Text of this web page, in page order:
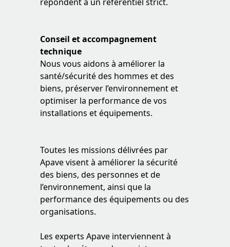
Conseil et accompagnement
technique
Nous vous aidons à améliorer la
santé/sécurité des hommes et des
biens, préserver l’environnement et
optimiser la performance de vos
installations et équipements.
Toutes les missions délivrées par
Apave visent à améliorer la sécurité
des biens, des personnes et de
l’environnement, ainsi que la
performance des équipements ou des
organisations.
Les experts Apave interviennent à